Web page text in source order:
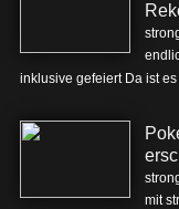
inklusive gefeiert Da ist
mit